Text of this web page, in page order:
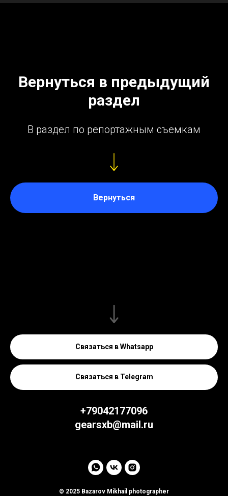
Вернуться в предыдущий
раздел
В раздел по репортажным съемкам
Вернуться
Связаться в Whatsapp
Связаться в Telegram
+79042177096
gearsxb@mail.ru
© 2025 Bazarov Mikhail photographer